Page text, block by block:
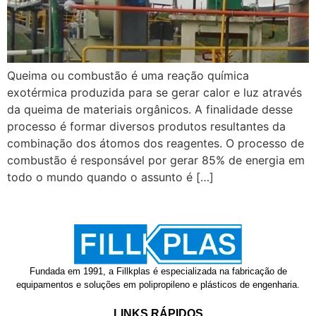
Queima ou combustão é uma reação química
exotérmica produzida para se gerar calor e luz através
da queima de materiais orgânicos. A finalidade desse
processo é formar diversos produtos resultantes da
combinação dos átomos dos reagentes. O processo de
combustão é responsável por gerar 85% de energia em
todo o mundo quando o assunto é […]
Fundada em 1991, a Fillkplas é especializada na fabricação de
equipamentos e soluções em polipropileno e plásticos de engenharia.